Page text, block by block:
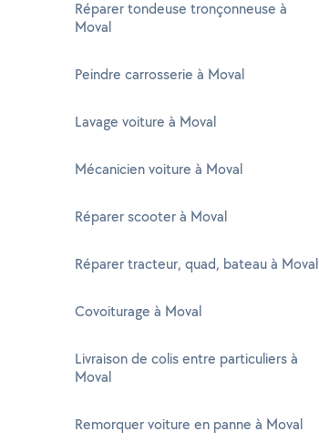
Réparer tondeuse tronçonneuse à
Moval
Peindre carrosserie à Moval
Lavage voiture à Moval
Mécanicien voiture à Moval
Réparer scooter à Moval
Réparer tracteur, quad, bateau à Moval
Covoiturage à Moval
Livraison de colis entre particuliers à
Moval
Remorquer voiture en panne à Moval